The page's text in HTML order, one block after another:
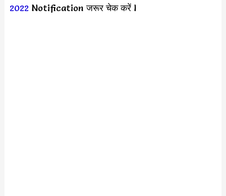
2022 Notification जरूर चेक करें l